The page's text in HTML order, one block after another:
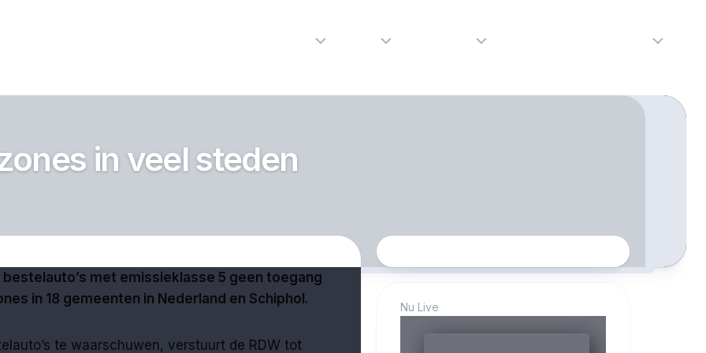
Kunst
Streekagenda
in veel steden
bestelauto’s met emissieklasse 5 geen toegang
in 18 gemeenten in Nederland en Schiphol.
te waarschuwen, verstuurt de RDW tot
Nu Live